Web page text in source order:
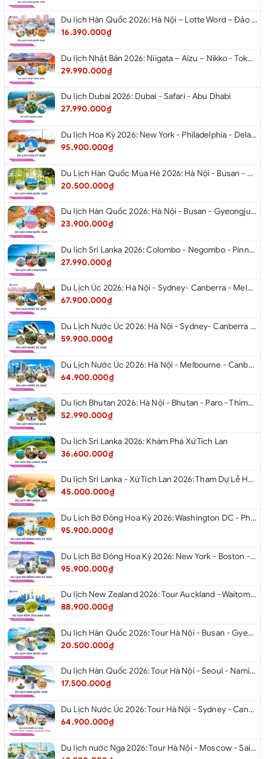
Du lịch Hàn Quốc 2026: Hà Nội – Lotte Word – Đảo Nami – Làng Cổ Hanok Bukchon
16.390.000₫
Du lịch Nhật Bản 2026: Niigata – Aizu – Nikko - Tokyo – Niigata từ Hà Nội
29.990.000₫
Du lịch Dubai 2026: Dubai - Safari - Abu Dhabi
27.990.000₫
Du lịch Hoa Kỳ 2026: New York - Philadelphia - Delaware - Washington D.C. - Las Vegas - Red Rock Canyon - Quận Cam - Santa Monica - Hollywood - San Diego - Los Angeles.
95.900.000₫
Du Lịch Hàn Quốc Mùa Hè 2026: Hà Nội - Busan - Gyeongju - Seoul - Đảo Nami - Tàu Điện Ven Biển Haeundae - Cầu Kính Oryukdo - Làng Văn Hóa Huinnyeoul
20.500.000₫
Du lịch Hàn Quốc 2026: Hà Nội - Busan - Gyeongju - Seoul - Đảo Nami - Tàu Điện Ven Biển Haeundae - Cỏ Hồng Muhly - Làng Văn Hóa Huinnyeoul
23.900.000₫
Du lịch Sri Lanka 2026: Colombo - Negombo - Pinnawala - Kandy - Kalutara - Nuwara - Eliya
27.990.000₫
Du Lịch Úc 2026: Hà Nội - Sydney- Canberra - Melbourne - Hà Nội
67.900.000₫
Du Lịch Nước Úc 2026: Hà Nội - Sydney- Canberra - Melbourne - Hà Nội
59.900.000₫
Du Lịch Nước Úc 2026: Hà Nội - Melbourne - Canberra - Sydney - Hà Nội
64.900.000₫
Du lịch Bhutan 2026: Hà Nội - Bhutan - Paro - Thimphu - Punakha
52.990.000₫
Du lịch Sri Lanka 2026: Khám Phá Xứ Tích Lan
36.600.000₫
Du lịch Sri Lanka - Xứ Tích Lan 2026: Tham Dự Lễ Hội Rước Xá Lợi Răng Phật
45.000.000₫
Du Lịch Bờ Đông Hoa Kỳ 2026: Washington DC - Philadelphia - New York - Boston - New Hampshire White Mountains - Albany - Niagara Falls - Buffalo - Corning - New York
95.900.000₫
Du Lịch Bờ Đông Hoa Kỳ 2026: New York - Boston - New Hampshire - Artist’s Bluff - Echo Lake Kancamagus Highway - White Mountains - Albany - Buffalo Niagara Falls - Corning - Washington DC
95.900.000₫
Du lịch New Zealand 2026: Tour Auckland - Waitomo - Taupo - Rotorua - Matamata - Hamilton
88.900.000₫
Du lịch Hàn Quốc 2026: Tour Hà Nội - Busan - Gyeongju - Seoul - Đảo Nami - Tàu Điện Ven Biển Haeundae - Cầu Kính Oryukdo - Làng Văn Hóa Huinnyeoul
20.500.000₫
Du lịch Hàn Quốc 2026: Tour Hà Nội - Seoul - Nami - Everland - Painter Show - Thư Viện Sách
17.500.000₫
Du Lịch Nước Úc 2026: Tour Hà Nội - Sydney - Canberra - Melbourne - Hà Nội
64.900.000₫
Du lịch nước Nga 2026: Tour Hà Nội - Moscow - Saint Petersburg từ Hà Nội